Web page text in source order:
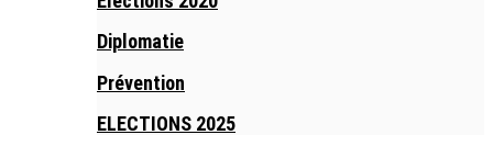
Diplomatie
Prévention
ELECTIONS 2025